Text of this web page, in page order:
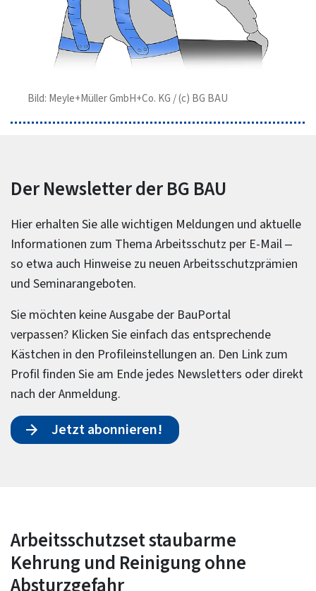
Bild: Meyle+Müller GmbH+Co. KG / (c) BG BAU
Der Newsletter der BG BAU
Hier erhalten Sie alle wichtigen Meldungen und aktuelle
Informationen zum Thema Arbeitsschutz per E-Mail –
so etwa auch Hinweise zu neuen Arbeitsschutzprämien
und Seminarangeboten.
Sie möchten keine Ausgabe der BauPortal
verpassen? Klicken Sie einfach das entsprechende
Kästchen in den Profileinstellungen an. Den Link zum
Profil finden Sie am Ende jedes Newsletters oder direkt
nach der Anmeldung.
Jetzt abonnieren!
Arbeitsschutzset staubarme
Kehrung und Reinigung ohne
Absturzgefahr